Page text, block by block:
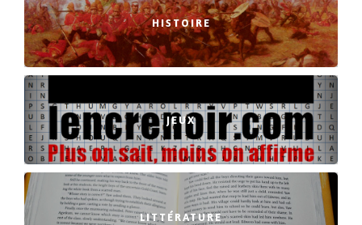
HISTOIRE
JEUX
LITTÉRATURE